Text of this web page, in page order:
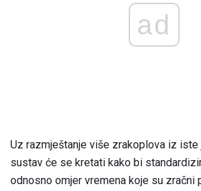
ad
Uz razmještanje više zrakoplova iz iste
sustav će se kretati kako bi
odnosno omjer vremena koje su